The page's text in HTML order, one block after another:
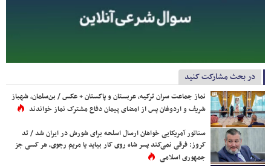
در بحث مشارکت کنید
نماز جماعت سران ترکیه، عربستان و پاکستان + عکس / بن‌سلمان، شهباز
شریف و اردوغان پس از امضای پیمان دفاع مشترک نماز خواندند
سناتور آمریکایی خواهان ارسال اسلحه برای شورش در ایران شد / تد
کروز: فرقی نمی‌کند پسر شاه روی کار بیاید یا مریم رجوی، هر کسی جز
جمهوری اسلامی